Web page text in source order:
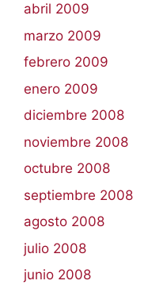
abril 2009
marzo 2009
febrero 2009
enero 2009
diciembre 2008
noviembre 2008
octubre 2008
septiembre 2008
agosto 2008
julio 2008
junio 2008